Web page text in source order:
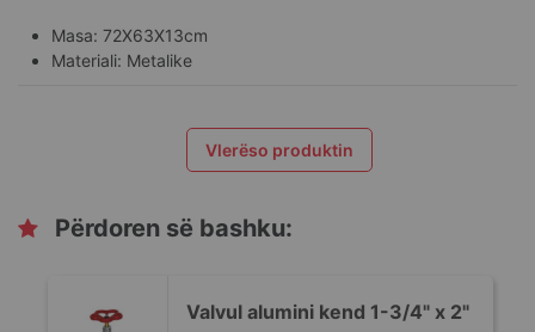
Masa: 72X63X13cm
Materiali: Metalike
Vlerëso produktin
Përdoren së bashku:
Valvul alumini kend 1-3/4" x 2"